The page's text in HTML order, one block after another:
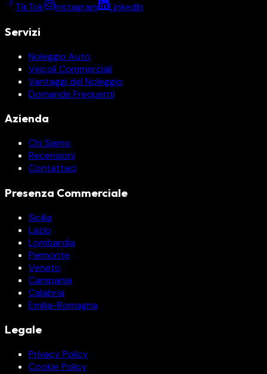
TikTok Instagram LinkedIn
Servizi
Noleggio Auto
Veicoli Commerciali
Vantaggi del Noleggio
Domande Frequenti
Azienda
Chi Siamo
Recensioni
Contattaci
Presenza Commerciale
Sicilia
Lazio
Lombardia
Piemonte
Veneto
Campania
Calabria
Emilia-Romagna
Legale
Privacy Policy
Cookie Policy